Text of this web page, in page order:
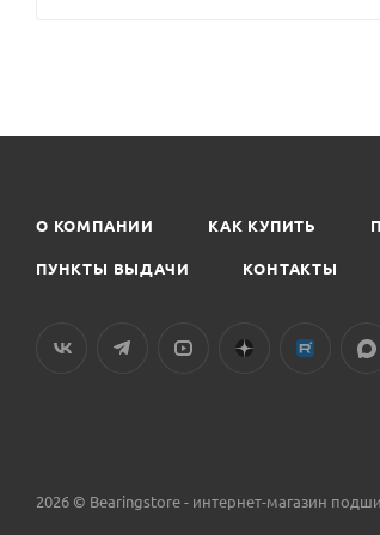
О КОМПАНИИ КАК КУПИТЬ
ПУНКТЫ ВЫДАЧИ КОНТАКТЫ
2026 © Bearingstore - интернет-магазин